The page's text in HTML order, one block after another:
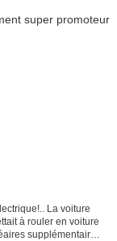
La voiture
à rouler en voiture
supplémentaires,